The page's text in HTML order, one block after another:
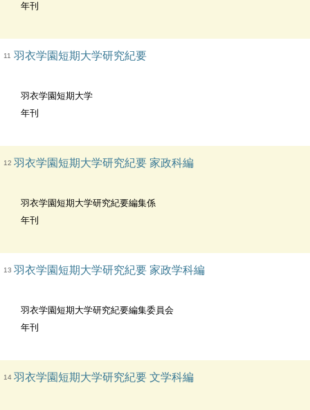
年刊
11 羽衣学園短期大学研究紀要
羽衣学園短期大学
年刊
12 羽衣学園短期大学研究紀要 家政科編
羽衣学園短期大学研究紀要編集係
年刊
13 羽衣学園短期大学研究紀要 家政学科編
羽衣学園短期大学研究紀要編集委員会
年刊
14 羽衣学園短期大学研究紀要 文学科編